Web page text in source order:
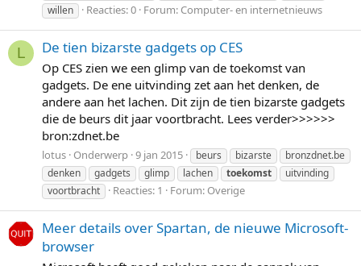
willen
Reacties: 0 Forum: Computer- en internetnieuws
L De tien bizarste gadgets op CES
Op CES zien we een glimp van de toekomst van
gadgets. De ene uitvinding zet aan het denken, de
andere aan het lachen. Dit zijn de tien bizarste gadgets
die de beurs dit jaar voortbracht. Lees verder>>>>>>
bron:zdnet.be
lotus Onderwerp 9 jan 2015 beurs bizarste
bronzdnet.be
denken
gadgets glimp lachen toekomst
uitvinding
voortbracht
Reacties: 1 Forum: Overige
Meer details over Spartan, de nieuwe Microsoft-
browser